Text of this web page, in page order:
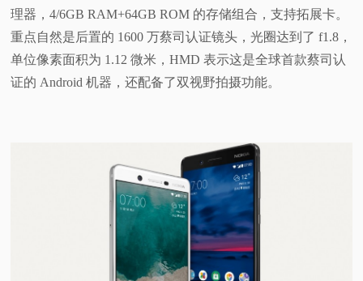
理器，4/6GB RAM+64GB ROM 的存储组合，支持拓展卡。
重点自然是后置的 1600 万蔡司认证镜头，光圈达到了 f1.8，
单位像素面积为 1.12 微米，HMD 表示这是全球首款蔡司认
证的 Android 机器，还配备了双视野拍摄功能。